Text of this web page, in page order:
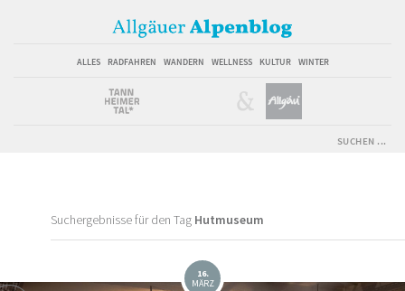
ALLES RADFAHREN WANDERN WELLNESS KULTUR WINTER
Suchergebnisse für den Tag Hutmuseum
16.
MÄRZ